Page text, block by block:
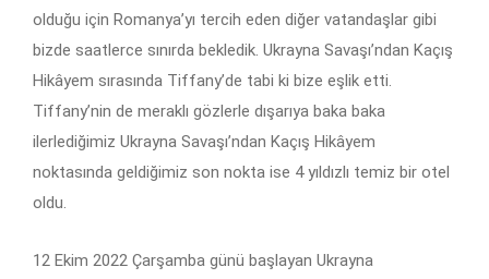
olduğu için Romanya’yı tercih eden diğer vatandaşlar gibi
bizde saatlerce sınırda bekledik. Ukrayna Savaşı’ndan Kaçış
Hikâyem sırasında Tiffany’de tabi ki bize eşlik etti.
Tiffany’nin de meraklı gözlerle dışarıya baka baka
ilerlediğimiz Ukrayna Savaşı’ndan Kaçış Hikâyem
noktasında geldiğimiz son nokta ise 4 yıldızlı temiz bir otel
oldu.
12 Ekim 2022 Çarşamba günü başlayan Ukrayna